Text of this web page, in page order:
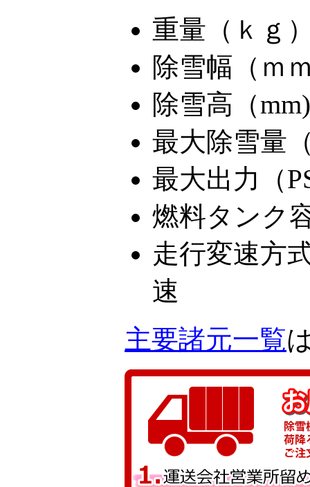
重量（ｋｇ
除雪幅（ｍ
除雪高（
最大除雪量
最大出力（
燃料タンク
走行変速方
速
主要諸元一覧